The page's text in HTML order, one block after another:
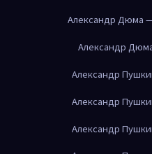
Александр Дюма
Александр
Александр
Александр
Александр